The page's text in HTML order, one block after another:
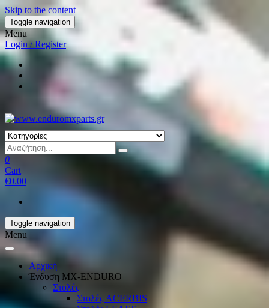
Skip to the content
Toggle navigation
Menu
Login / Register
0
Cart
€0.00
Toggle navigation
Menu
Αρχική
Ένδυση ΜΧ-ΕΝDURO
Στολές
Στολές ACERBIS